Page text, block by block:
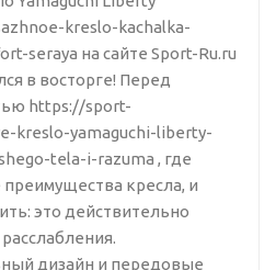
kreslo-kachalka-
seraya на сайте Sport-Ru.ru
в восторге! Перед
https://sport-
kreslo-yamaguchi-liberty-
tela-i-razuma , где
кресла, и
это действительно
дизайн и передовые